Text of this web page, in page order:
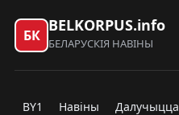
БК
BELKORPUS.info
БЕЛАРУСКІЯ НАВІНЫ
BY1 Навіны Далучыцца